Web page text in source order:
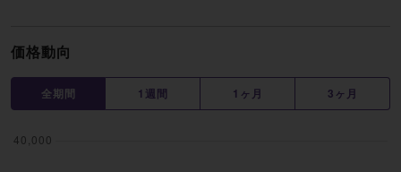
価格動向
全期間 1週間 1ヶ月 3ヶ月